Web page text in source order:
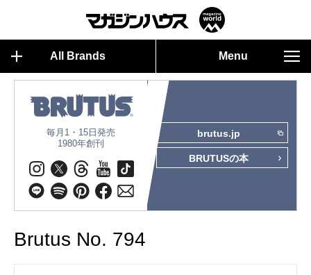
All Brands Menu
毎月1・15日発売
1980年創刊
brutus.jp
BRUTUSの本
Brutus No. 794